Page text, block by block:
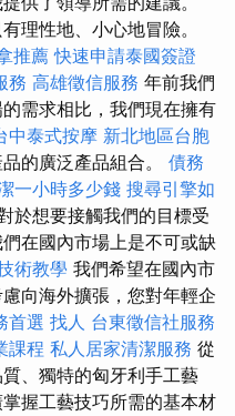
理性地、小心地冒險。
推薦快速申請泰國簽證
務 高雄徵信服務 年前我們
需求相比，我們現在擁有
中泰式按摩 新北地區台胞
的廣泛產品組合。 債務
一小時多少錢 搜尋引擎如
於想要接觸我們的目標受
在國內市場上是不可或缺
術教學 我們希望在國內市
向海外擴張，您對年輕企
首選 找人 台東徵信社服務
課程 私人居家清潔服務 從
、獨特的匈牙利手工藝
握工藝技巧所需的基本材